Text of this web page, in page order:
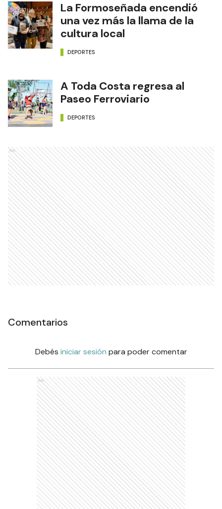
La Formoseñada encendió
una vez más la llama de la
cultura local
DEPORTES
A Toda Costa regresa al
Paseo Ferroviario
DEPORTES
Ads
Comentarios
Debés iniciar sesión para poder comentar
Ads